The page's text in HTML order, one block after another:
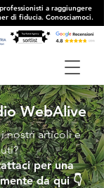
a raggiungere
di fiducia. Conosciamoci.
WebAlive
nostri articoli e
per una
da qui 👇